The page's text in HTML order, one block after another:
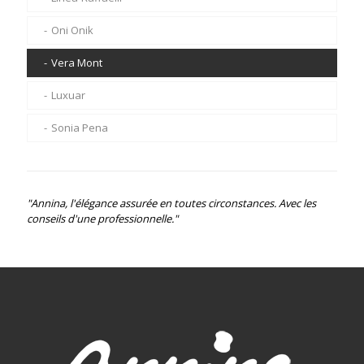
Oni Onik
Jarice
Rosa Clara
Nicole
Betty Barclay
Sarah Pacini
De Frankenwalder
Elisa Cavaletti
Oni Onik
Vera Mont
Luxuar
Sonia Pena
"Annina, l'élégance assurée en toutes circonstances. Avec les
conseils d'une professionnelle."